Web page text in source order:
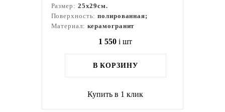
Размер: 25x29см.
Поверхность:полированная;
Материал: керамогранит
1 550 i шт
В КОРЗИНУ
Купить в 1 клик